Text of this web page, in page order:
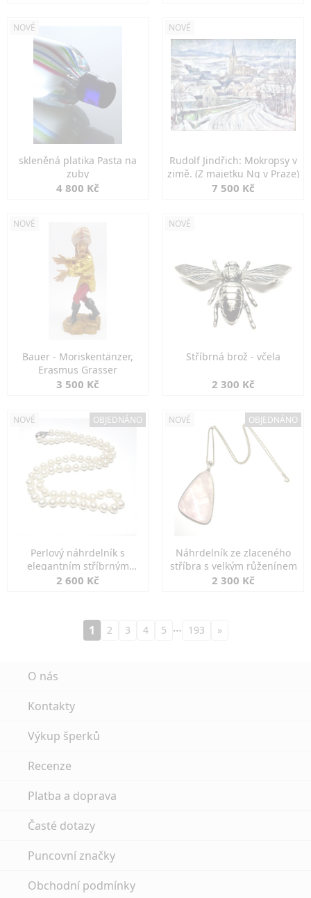
NOVÉ
skleněná platika Pasta na
zuby
4 800 Kč
NOVÉ
Rudolf Jindřich: Mokropsy v
zimě. (Z majetku Ng v Praze)
7 500 Kč
NOVÉ
Bauer - Moriskentänzer,
Erasmus Grasser
3 500 Kč
NOVÉ
Stříbrná brož - včela
2 300 Kč
NOVÉ OBJEDNÁNO
Perlový náhrdelník s
elegantním stříbrným
zapínáním
2 600 Kč
NOVÉ OBJEDNÁNO
Náhrdelník ze zlaceného
stříbra s velkým růženínem
2 300 Kč
1 2 3 4 5 … 193 »
O nás
Kontakty
Výkup šperků
Recenze
Platba a doprava
Časté dotazy
Puncovní značky
Obchodní podmínky